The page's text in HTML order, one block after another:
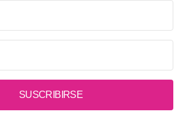
SUSCRIBIRSE